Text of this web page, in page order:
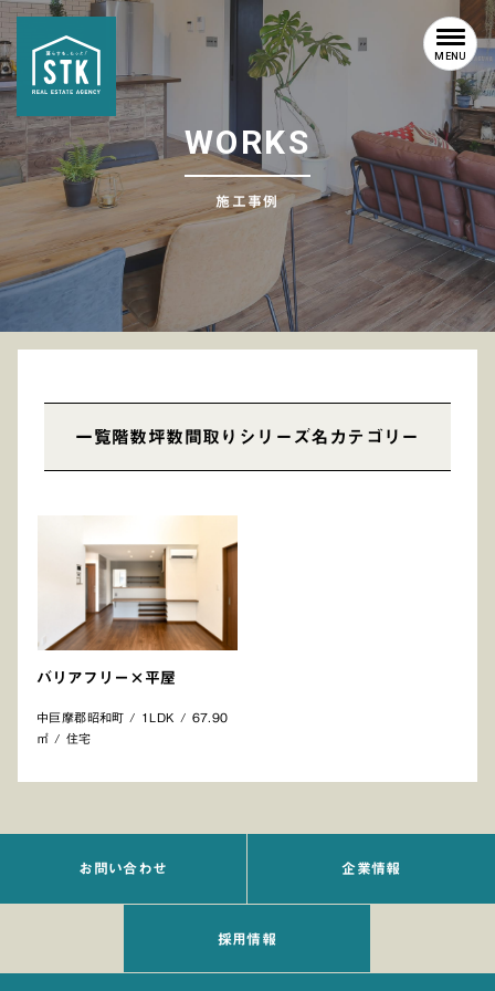
MENU
WORKS
施工事例
一覧階数坪数 間取り シリーズ名 カテゴリー
バリアフリー×平屋
中巨摩郡昭和町 / 1LDK / 67.90
㎡ / 住宅
お問い合わせ 企業情報
採用情報